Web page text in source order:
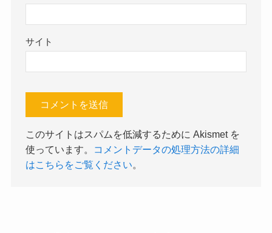
サイト
このサイトはスパムを低減するために Akismet を
使っています。
コメントデータの処理方法の詳細
はこちらをご覧ください。